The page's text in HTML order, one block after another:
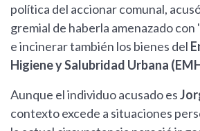
política del accionar comunal,
gremial de haberla amenazado
e incinerar también los bienes del
Higiene y Salubridad Urbana
Aunque el individuo acusado es
contexto excede a situaciones